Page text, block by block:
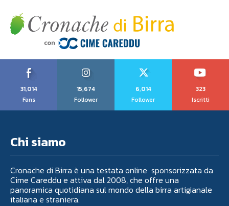
31,014
Fans
15,674
Follower
6,014
Follower
323
Iscritti
Chi siamo
Cronache di Birra è una testata online sponsorizzata da
Cime Careddu e attiva dal 2008, che offre una
panoramica quotidiana sul mondo della birra artigianale
italiana e straniera.